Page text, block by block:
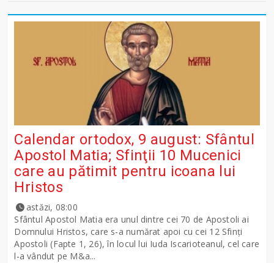
Calendar ortodox, 9 august: Sfântul
Apostol Matia; Sfinţii 10 Mucenici
care au pătimit pentru icoana lui
Hristos
astăzi, 08:00
Sfântul Apostol Matia era unul dintre cei 70 de Apostoli ai
Domnului Hristos, care s-a numărat apoi cu cei 12 Sfinţi
Apostoli (Fapte 1, 26), în locul lui Iuda Iscarioteanul, cel care
l-a vândut pe M&a...